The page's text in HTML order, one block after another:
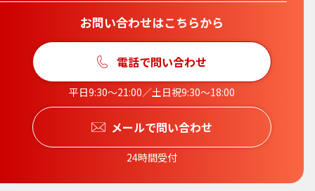
お問い合わせはこちらから
電話で問い合わせ
平日9:30〜21:00／土日祝9:30〜18:00
メールで問い合わせ
24時間受付